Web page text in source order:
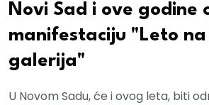
Novi Sad i ove godine
manifestaciju "Leto na
galerija"
U Novom Sadu, će i ovog leta, biti